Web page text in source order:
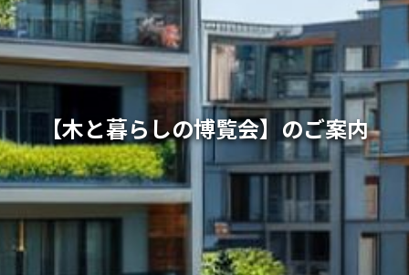
【木と暮らしの博覧会】のご案内